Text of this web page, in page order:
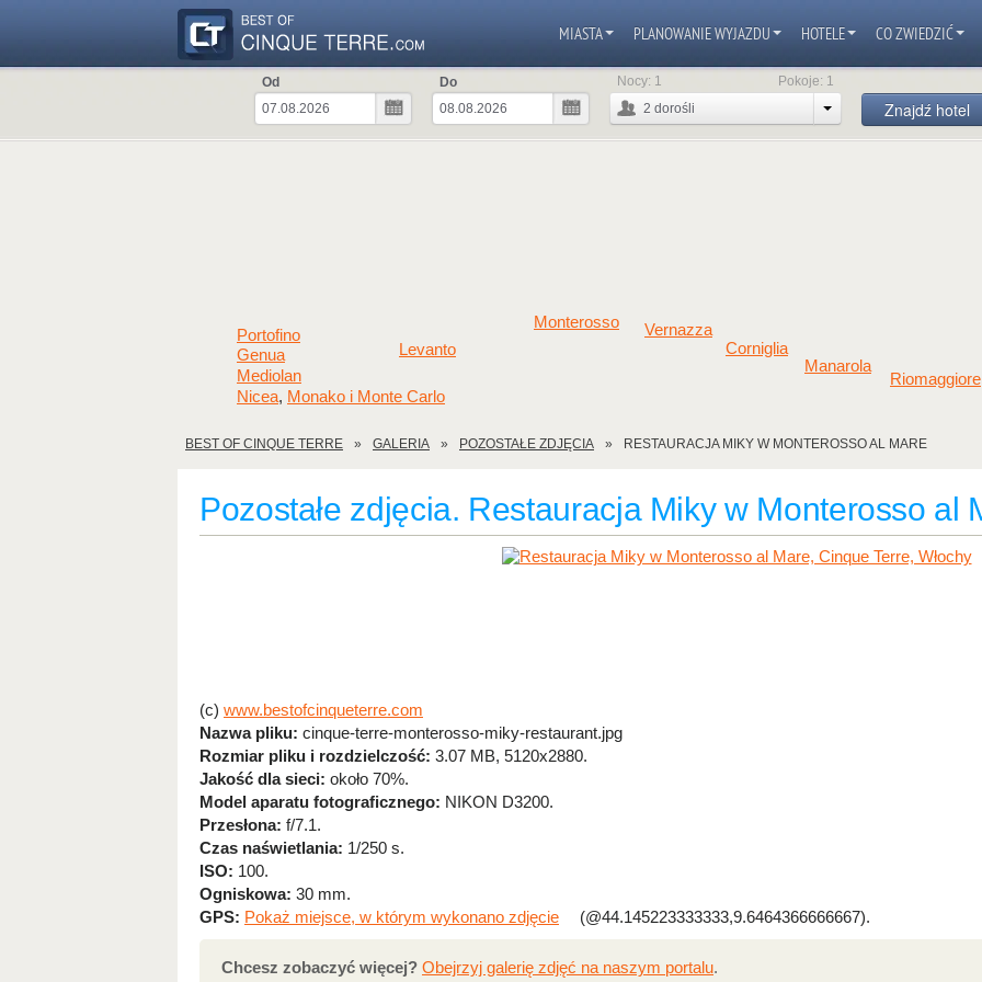
MIASTA PLANOWANIE WYJAZDU HOTELE CO ZWIEDZIĆ
Od
Do
2 dorośli
Nocy: 1 Pokoje: 1
Znajdź hotel
Levanto
Monterosso
Vernazza
Corniglia
Manarola
Riomaggiore
Genua
Mediolan
Nicea, Monako i Monte Carlo
Portofino
BEST OF CINQUE TERRE GALERIA POZOSTAŁE ZDJĘCIA RESTAURACJA MIKY W MONTEROSSO AL MARE
Pozostałe zdjęcia. Restauracja Miky w Monterosso al
(c) www.bestofcinqueterre.com
Nazwa pliku: cinque-terre-monterosso-miky-restaurant.jpg
Rozmiar pliku i rozdzielczość: 3.07 MB, 5120x2880.
Jakość dla sieci: około 70%.
Model aparatu fotograficznego: NIKON D3200.
Przesłona: f/7.1.
Czas naświetlania: 1/250 s.
ISO: 100.
Ogniskowa: 30 mm.
GPS: Pokaż miejsce, w którym wykonano zdjęcie (@44.145223333333,9.6464366666667).
Chcesz zobaczyć więcej? Obejrzyj galerię zdjęć na naszym portalu.